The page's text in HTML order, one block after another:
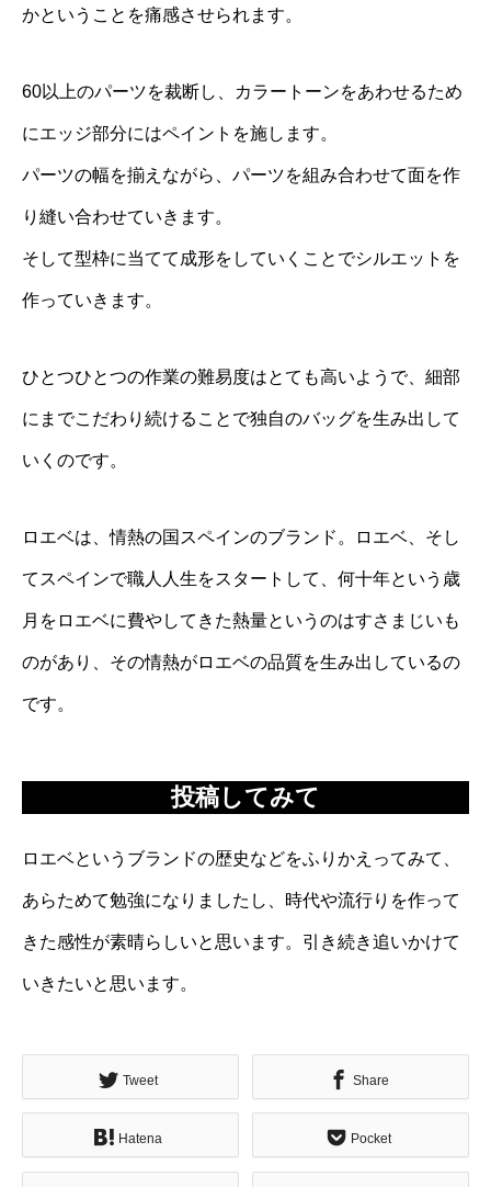
かということを痛感させられます。
60以上のパーツを裁断し、カラートーンをあわせるため
にエッジ部分にはペイントを施します。
パーツの幅を揃えながら、パーツを組み合わせて面を作
り縫い合わせていきます。
そして型枠に当てて成形をしていくことでシルエットを
作っていきます。
ひとつひとつの作業の難易度はとても高いようで、細部
にまでこだわり続けることで独自のバッグを生み出して
いくのです。
ロエベは、情熱の国スペインのブランド。ロエベ、そし
てスペインで職人人生をスタートして、何十年という歳
月をロエベに費やしてきた熱量というのはすさまじいも
のがあり、その情熱がロエベの品質を生み出しているの
です。
投稿してみて
ロエベというブランドの歴史などをふりかえってみて、
あらためて勉強になりましたし、時代や流行りを作って
きた感性が素晴らしいと思います。引き続き追いかけて
いきたいと思います。
Tweet Share
Hatena Pocket